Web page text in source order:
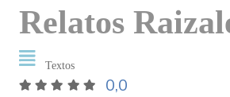
Relatos
Textos
0,0